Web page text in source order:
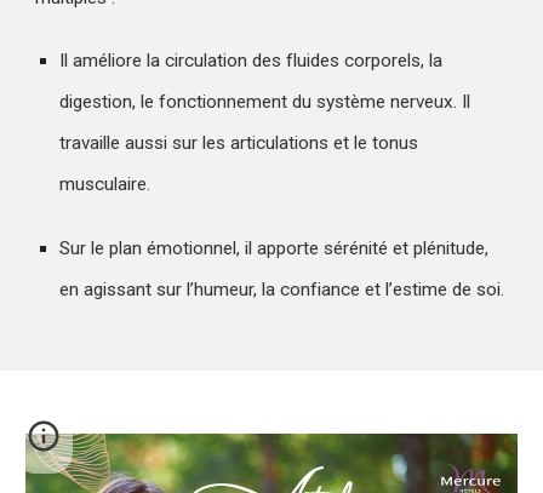
Il améliore la circulation des fluides corporels, la
digestion, le fonctionnement du système nerveux. Il
travaille aussi sur les articulations et le tonus
musculaire.
Sur le plan émotionnel, il apporte sérénité et plénitude,
en agissant sur l’humeur, la confiance et l’estime de soi.